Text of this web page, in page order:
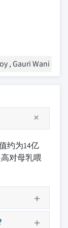
, Gauri Wani
约为14亿
对母乳喂